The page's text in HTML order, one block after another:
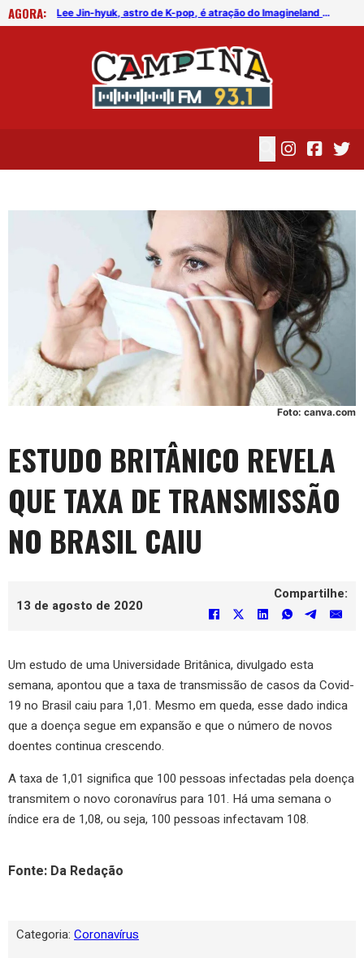
AGORA:
FICG trará Diogo Nogueira, Othon Bastos, Kell Smith e Antônio Nóbrega Lee Jin-hyuk, astro de K-pop, é atração do Imagineland On The Road 2026
Foto: canva.com
ESTUDO BRITÂNICO REVELA
QUE TAXA DE TRANSMISSÃO
NO BRASIL CAIU
13 de agosto de 2020
Compartilhe:
Um estudo de uma Universidade Britânica, divulgado esta
semana, apontou que a taxa de transmissão de casos da Covid-
19 no Brasil caiu para 1,01. Mesmo em queda, esse dado indica
que a doença segue em expansão e que o número de novos
doentes continua crescendo.
A taxa de 1,01 significa que 100 pessoas infectadas pela doença
transmitem o novo coronavírus para 101. Há uma semana o
índice era de 1,08, ou seja, 100 pessoas infectavam 108.
Fonte: Da Redação
Categoria: Coronavírus